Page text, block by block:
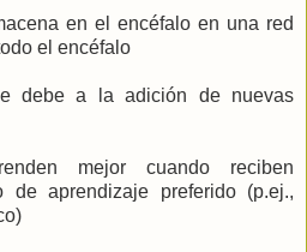
en el encéfalo en una red
el encéfalo
debe a la adición de nuevas
mejor cuando reciben
de aprendizaje preferido (p.ej.,